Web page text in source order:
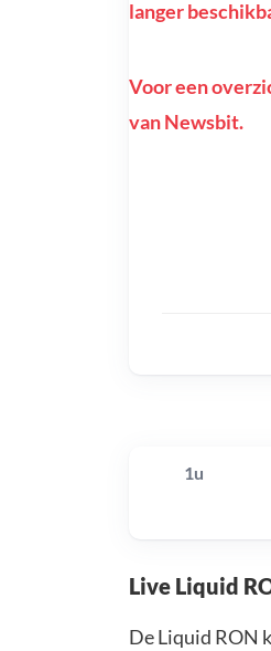
langer
Voor een
van Newsbit.
1u
Live Liquid
De Liquid RON